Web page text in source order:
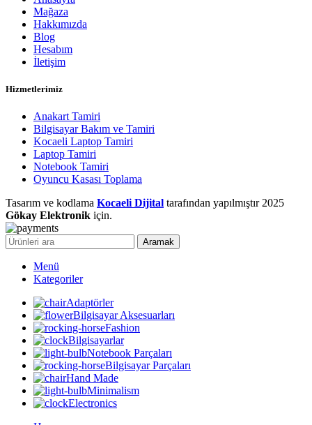
Mağaza
Hakkımızda
Blog
Hesabım
İletişim
Hizmetlerimiz
Anakart Tamiri
Bilgisayar Bakım ve Tamiri
Kocaeli Laptop Tamiri
Laptop Tamiri
Notebook Tamiri
Oyuncu Kasası Toplama
Tasarım ve kodlama Kocaeli Dijital tarafından yapılmıştır 2025
Gökay Elektronik için.
Aramak
Menü
Kategoriler
Adaptörler
Bilgisayar Aksesuarları
Fashion
Bilgisayarlar
Notebook Parçaları
Bilgisayar Parçaları
Hand Made
Minimalism
Electronics